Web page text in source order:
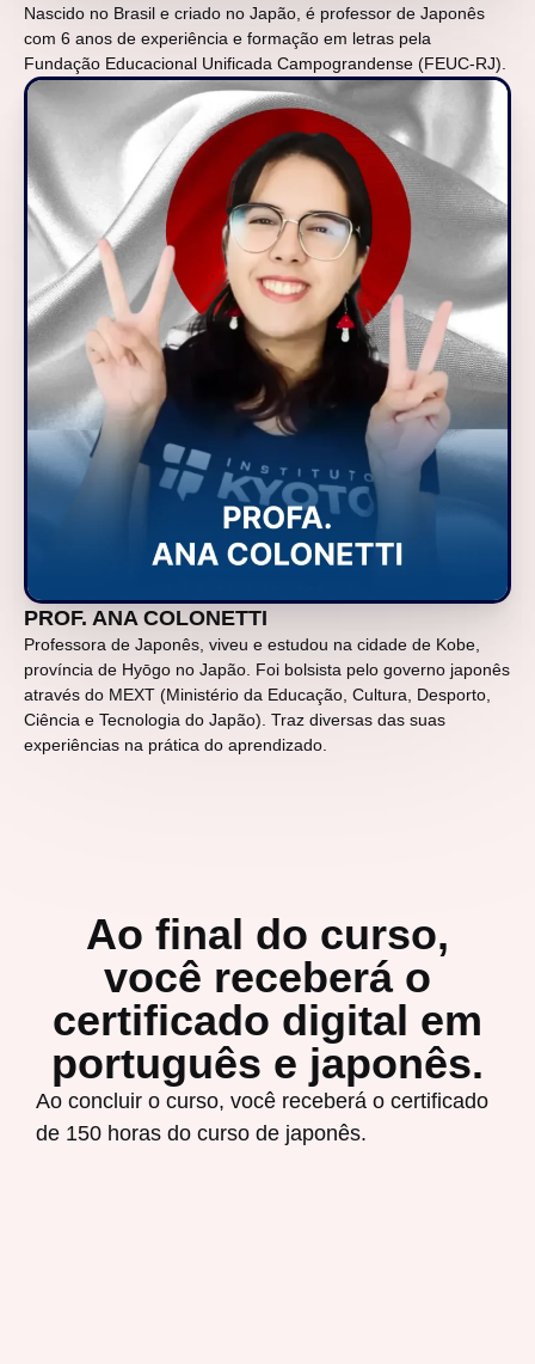
Nascido no Brasil e criado no Japão, é professor de Japonês
com 6 anos de experiência e formação em letras pela
Fundação Educacional Unificada Campograndense (FEUC-RJ).
PROF. ANA COLONETTI
Professora de Japonês, viveu e estudou na cidade de Kobe,
província de Hyōgo no Japão. Foi bolsista pelo governo japonês
através do MEXT (Ministério da Educação, Cultura, Desporto,
Ciência e Tecnologia do Japão). Traz diversas das suas
experiências na prática do aprendizado.
Ao final do curso,
você receberá o
certificado digital em
português e japonês.
Ao concluir o curso, você receberá o certificado
de 150 horas do curso de japonês.